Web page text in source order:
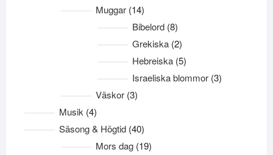
Muggar 1414
produkter
Bibelord 88
produkter
Grekiska 22
produkter
Hebreiska 55
produkter
Israeliska blommor 33
Väskor 33
Musik 44
produkter
Säsong & Högtid 4040
produkter
Mors dag 1919